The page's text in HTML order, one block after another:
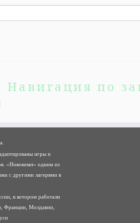
Навигация по
игры и
«Новокемп» одним из
с другими лагерями в
в котором работали
Франции, Молдавии,